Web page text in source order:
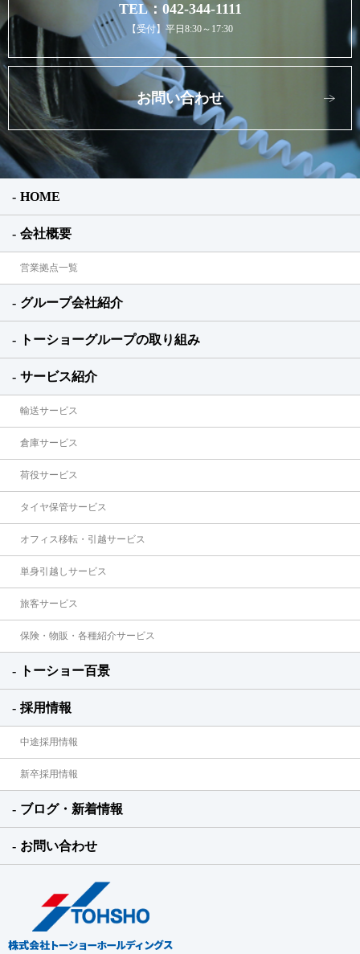
TEL：042-344-1111
【受付】平日8:30～17:30
お問い合わせ
HOME
会社概要
営業拠点一覧
グループ会社紹介
トーショーグループの取り組み
サービス紹介
輸送サービス
倉庫サービス
荷役サービス
タイヤ保管サービス
オフィス移転・引越サービス
単身引越しサービス
旅客サービス
保険・物販・各種紹介サービス
トーショー百景
採用情報
中途採用情報
新卒採用情報
ブログ・新着情報
お問い合わせ